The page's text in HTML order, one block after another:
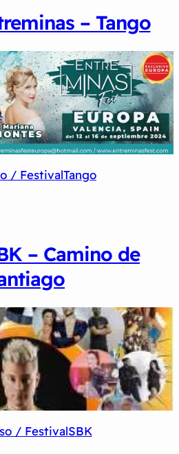
– Tango
/ FestivalTango
– Camino de
/ FestivalSBK